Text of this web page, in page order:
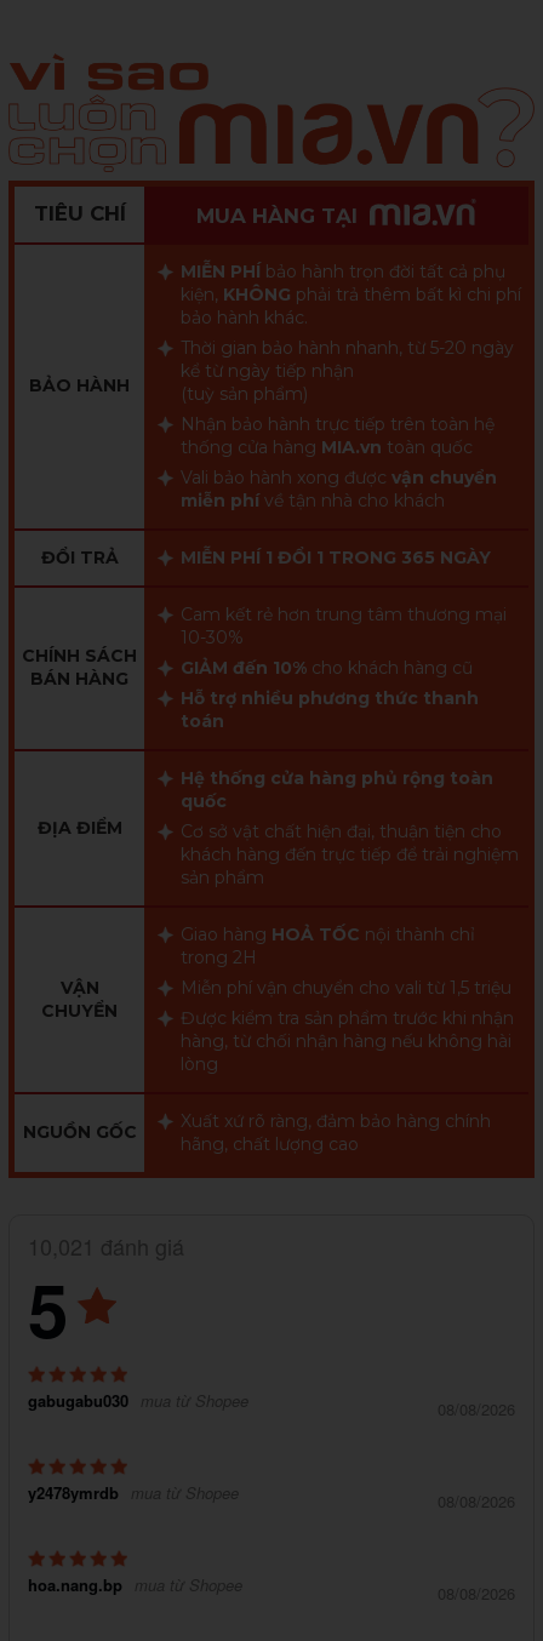
TIÊU CHÍ MUA HÀNG TẠI
BẢO HÀNH
MIỄN PHÍ bảo hành trọn đời tất cả phụ
kiện, KHÔNG phải trả thêm bất kì chi phí
bảo hành khác.
Thời gian bảo hành nhanh, từ 5-20 ngày
kể từ ngày tiếp nhận
(tuỳ sản phẩm)
Nhận bảo hành trực tiếp trên toàn hệ
thống cửa hàng MIA.vn toàn quốc
Vali bảo hành xong được vận chuyển
miễn phí về tận nhà cho khách
ĐỔI TRẢ MIỄN PHÍ 1 ĐỔI 1 TRONG 365 NGÀY
CHÍNH SÁCH
BÁN HÀNG
Cam kết rẻ hơn trung tâm thương mại
10-30%
GIẢM đến 10% cho khách hàng cũ
Hỗ trợ nhiều phương thức thanh
toán
ĐỊA ĐIỂM
Hệ thống cửa hàng phủ rộng toàn
quốc
Cơ sở vật chất hiện đại, thuận tiện cho
khách hàng đến trực tiếp để trải nghiệm
sản phẩm
VẬN
CHUYỂN
Giao hàng HOẢ TỐC nội thành chỉ
trong 2H
Miễn phí vận chuyển cho vali từ 1,5 triệu
Được kiểm tra sản phẩm trước khi nhận
hàng, từ chối nhận hàng nếu không hài
lòng
NGUỒN GỐC
Xuất xứ rõ ràng, đảm bảo hàng chính
hãng, chất lượng cao
10,021 đánh giá
5
gabugabu030 mua từ Shopee 08/08/2026
y2478ymrdb mua từ Shopee 08/08/2026
hoa.nang.bp mua từ Shopee 08/08/2026